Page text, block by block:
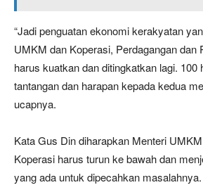
“Jadi penguatan ekonomi kerakyatan
UMKM dan Koperasi, Perdagangan dan
harus kuatkan dan ditingkatkan lagi. 100
tantangan dan harapan kepada kedua
ucapnya.
Kata Gus Din diharapkan Menteri
Koperasi harus turun ke bawah dan
yang ada untuk dipecahkan